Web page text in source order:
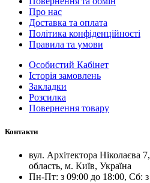
Про нас
Доставка та оплата
Політика конфіденційності
Правила та умови
Особистий Кабінет
Історія замовлень
Закладки
Розсилка
Повернення товару
Контакти
вул. Архітектора Ніколаєва
область, м. Київ, Українa
Пн-Пт: з 09:00 до 18:00, Сб: